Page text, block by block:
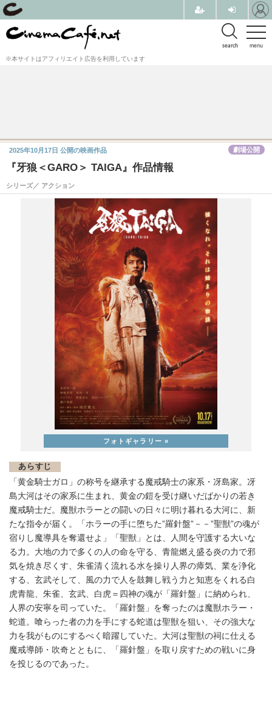
menu
search
※本サイトはアフィリエイト広告を利用しています
『牙狼＜GARO＞ TAIGA』作品情報
シリーズ／ アクション
2025年10月17日 公開の映画作品 劇場公開
あらすじ
「黄金騎士ガロ」の称号を継承する魔戒騎士の家系・冴島家。冴
島大河はその家系に生まれ、黄金の鎧を受け継いだばかりの若き
魔戒騎士だ。魔獣ホラーとの闘いの日々に明け暮れる大河に、新
たな指令が届く。「ホラーの手に堕ちた”羅針盤”－－”聖獣”の魂が
宿りし魔導具を奪還せよ」「聖獣」とは、人間を守護する大いな
る力。大地の力で多くの人の命を守る、青龍燃え盛る炎の力で邪
気を焼き尽くす、朱雀清く流れる水を操り人界の瘴気、業を浄化
する、玄武そして、風の力で人を鼓舞し戦う力と知恵をくれる白
虎青龍、朱雀、玄武、白虎＝四神の魂が「羅針盤」に納められ、
人界の安寧を司っていた。「羅針盤」を奪ったのは魔獣ホラー・
蛇道。喰らった者の力を手にする蛇道は聖獣を狙い、その強大な
力を我がものにするべく暗躍していた。大河は聖獣の祠に仕える
魔戒導師・吹奇とともに、「羅針盤」を取り戻すための戦いに身
を投じるのであった。